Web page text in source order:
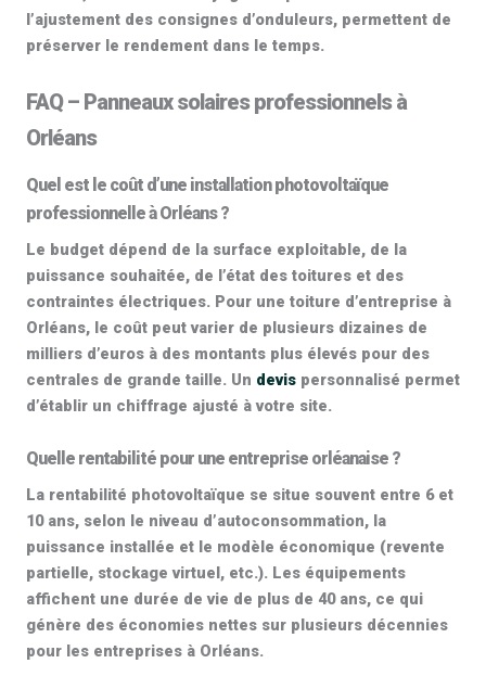
l’ajustement des consignes d’onduleurs, permettent de
préserver le rendement dans le temps.
FAQ – Panneaux solaires professionnels à
Orléans
Quel est le coût d’une installation photovoltaïque
professionnelle à Orléans ?
Le budget dépend de la surface exploitable, de la
puissance souhaitée, de l’état des toitures et des
contraintes électriques. Pour une toiture d’entreprise à
Orléans, le coût peut varier de plusieurs dizaines de
milliers d’euros à des montants plus élevés pour des
centrales de grande taille. Un devis personnalisé permet
d’établir un chiffrage ajusté à votre site.
Quelle rentabilité pour une entreprise orléanaise ?
La rentabilité photovoltaïque se situe souvent entre 6 et
10 ans, selon le niveau d’autoconsommation, la
puissance installée et le modèle économique (revente
partielle, stockage virtuel, etc.). Les équipements
affichent une durée de vie de plus de 40 ans, ce qui
génère des économies nettes sur plusieurs décennies
pour les entreprises à Orléans.